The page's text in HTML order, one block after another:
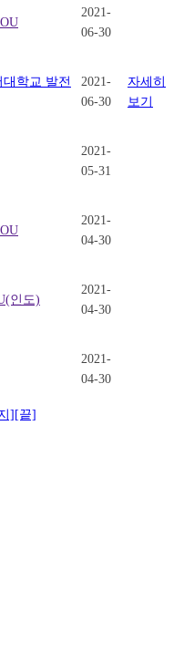
2021-
06-30
대학교 발전
2021-
06-30
자세히
보기
2021-
05-31
2021-
04-30
인도)
2021-
04-30
2021-
04-30
][끝]